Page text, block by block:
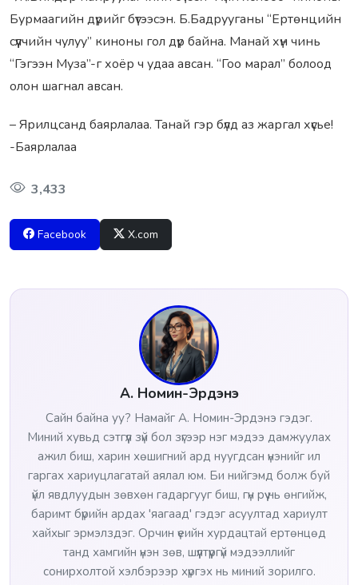
Бурмаагийн дүрийг бүтээсэн. Б.Бадрууганы “Ертөнцийн
сүүлчийн чулуу” киноны гол дүр байна. Манай хүн чинь
“Гэгээн Муза”-г хоёр ч удаа авсан. “Гоо марал” болоод
олон шагнал авсан.
– Ярилцсанд баярлалаа. Танай гэр бүлд аз жаргал хүсье!
-Баярлалаа
3,433
Facebook X.com
А. Номин-Эрдэнэ
Сайн байна уу? Намайг А. Номин-Эрдэнэ гэдэг.
Миний хувьд сэтгүүл зүй бол зүгээр нэг мэдээ дамжуулах
ажил биш, харин хөшигний ард нуугдсан үнэнийг ил
гаргах хариуцлагатай аялал юм. Би нийгэмд болж буй
үйл явдлуудын зөвхөн гадаргууг биш, гүн рүү нь өнгийж,
баримт бүрийн ардах 'яагаад' гэдэг асуултад хариулт
хайхыг эрмэлздэг. Орчин үеийн хурдацтай ертөнцөд
танд хамгийн үнэн зөв, шүүлтүүргүй мэдээллийг
сонирхолтой хэлбэрээр хүргэх нь миний зорилго.